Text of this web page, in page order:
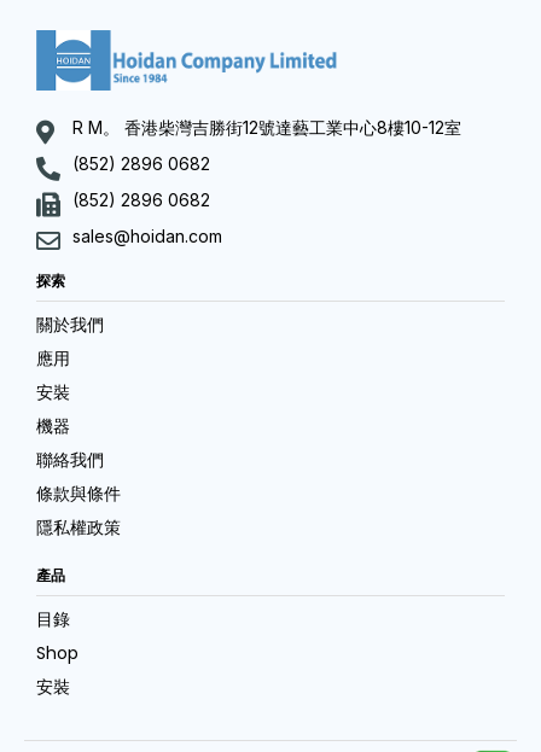
R M。 香港柴灣吉勝街12號達藝工業中心8樓10-12室
(852) 2896 0682
(852) 2896 0682
sales@hoidan.com
探索
關於我們
應用
安裝
機器
聯絡我們
條款與條件
隱私權政策
產品
目錄
Shop
安裝